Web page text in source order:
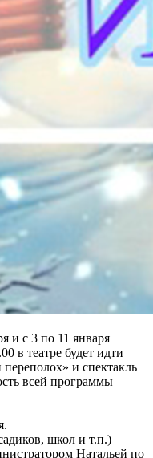
и с 3 по 11 января
в театре будет идти
и спектакль
всей программы –
школ и т.п.)
Натальей по